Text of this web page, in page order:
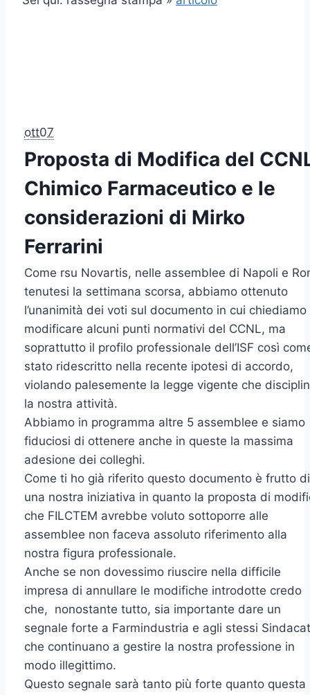
ott07
Proposta di Modifica del
Chimico Farmaceutico e le
considerazioni di Mirko
Ferrarini
Come rsu Novartis, nelle assemblee di Napoli e
tenutesi la settimana scorsa, abbiamo ottenuto
l’unanimità dei voti sul documento in cui chiediamo
modificare alcuni punti normativi del CCNL, ma
soprattutto il profilo professionale dell’ISF così
stato ridescritto nella recente ipotesi di accordo,
violando palesemente la legge vigente che
la nostra attività.
Abbiamo in programma altre 5 assemblee e siamo
fiduciosi di ottenere anche in queste la massima
adesione dei colleghi.
Come ti ho già riferito questo documento è frutto di
una nostra iniziativa in quanto la proposta di
che FILCTEM avrebbe voluto sottoporre alle
assemblee non faceva assoluto riferimento alla
nostra figura professionale.
Anche se non dovessimo riuscire nella difficile
impresa di annullare le modifiche introdotte credo
che, nonostante tutto, sia importante dare un
segnale forte a Farmindustria e agli stessi
che continuano a gestire la nostra professione in
modo illegittimo.
Questo segnale sarà tanto più forte quanto questa